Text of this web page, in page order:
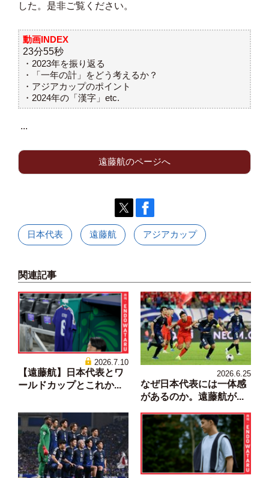
した。是非ご覧ください。
動画INDEX
23分55秒
・2023年を振り返る
・「一年の計」をどう考えるか？
・アジアカップのポイント
・2024年の「漢字」etc.
...
遠藤航のページへ
日本代表 遠藤航 アジアカップ
関連記事
2026.7.10
【遠藤航】日本代表とワ
ールドカップとこれか...
2026.6.25
なぜ日本代表には一体感
があるのか。遠藤航が...